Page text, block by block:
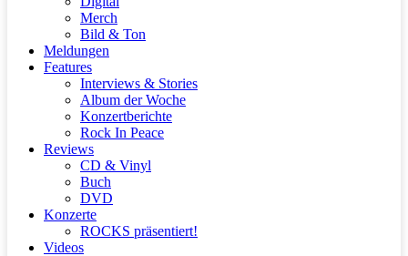
Merch
Bild & Ton
Meldungen
Features
Interviews & Stories
Album der Woche
Konzertberichte
Rock In Peace
Reviews
CD & Vinyl
Buch
DVD
Konzerte
ROCKS präsentiert!
Videos